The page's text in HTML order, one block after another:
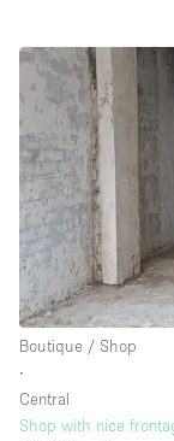
Boutique / Shop
∙
Central
Shop with nice